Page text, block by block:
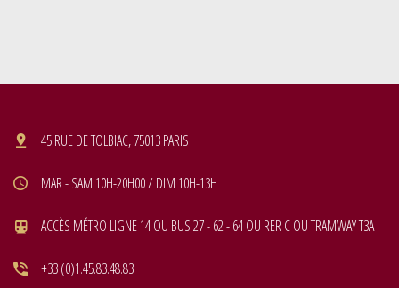
45 RUE DE TOLBIAC, 75013 PARIS
MAR - SAM 10H-20H00 / DIM 10H-13H
ACCÈS MÉTRO LIGNE 14 OU BUS 27 - 62 - 64 OU RER C OU TRAMWAY T3A
+33 (0)1.45.83.48.83